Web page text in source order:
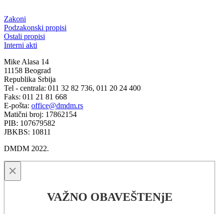
Zakoni
Podzakonski propisi
Ostali propisi
Interni akti
Mike Alasa 14
11158 Beograd
Republika Srbija
Tel - centrala: 011 32 82 736, 011 20 24 400
Faks: 011 21 81 668
E-pošta: office@dmdm.rs
Matični broj: 17862154
PIB: 107679582
JBKBS: 10811
DMDM 2022.
×
VAŽNO OBAVEŠTENjE